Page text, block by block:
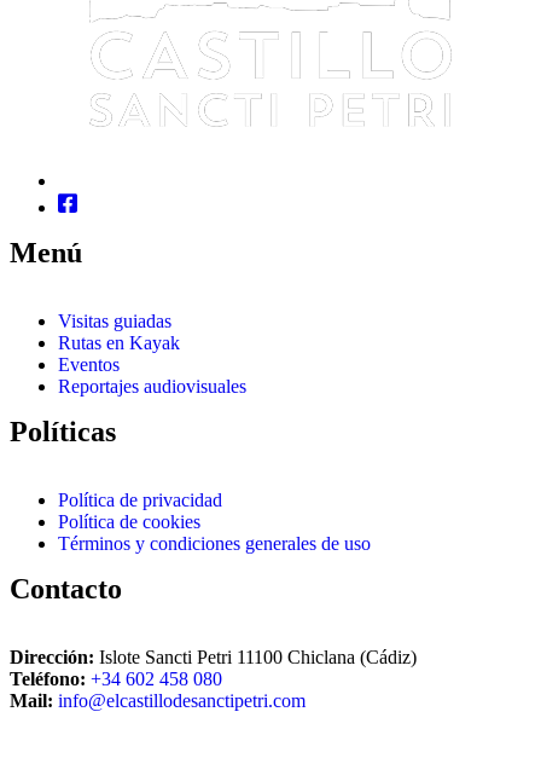
Menú
Visitas guiadas
Rutas en Kayak
Eventos
Reportajes audiovisuales
Políticas
Política de privacidad
Política de cookies
Términos y condiciones generales de uso
Contacto
Dirección: Islote Sancti Petri 11100 Chiclana (Cádiz)
Teléfono: +34 602 458 080
Mail: info@elcastillodesanctipetri.com